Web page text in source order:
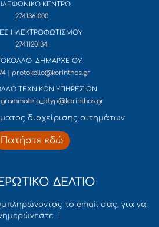
ΚΕΝΤΡΟ
2741361000
ΗΛΕΚΤΡΟΦΩΤΙΣΜΟΥ
2741120134
ΔΗΜΑΡΧΕΙΟΥ
| protokollo@korinthos.gr
ΤΕΧΝΙΚΩΝ ΥΠΗΡΕΣΙΩΝ
grammateia_dtyp@korinthos.gr
διαχείρισης αιτημάτων
Πατήστε εδώ
ΔΕΛΤΙΟ
το email σας, για να
!